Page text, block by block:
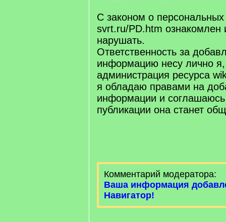
С законом о
svrt.ru/PD.htm ознакомлен
нарушать.
Ответственность за
информацию несу лично
администрация ресурса
я обладаю правами на
информации и
публикации она станет
Комментарий модератора:
Ваша информация
Навигатор!